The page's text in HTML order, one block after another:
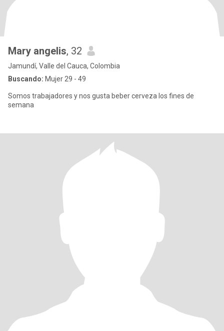
Mary angelis, 32
Jamundí, Valle del Cauca, Colombia
Buscando: Mujer 29 - 49
Somos trabajadores y nos gusta beber cerveza los fines de
semana